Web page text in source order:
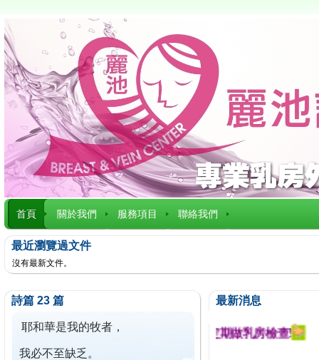
首頁 關於我們 服務項目 聯絡我們
最近瀏覽過文件
沒有最新文件。
詩篇 23 篇
耶和華是我的牧者，
我必不至缺乏。
最新消息
迄今已篩檢出1700位乳癌患者,提醒您定期做乳房檢查!